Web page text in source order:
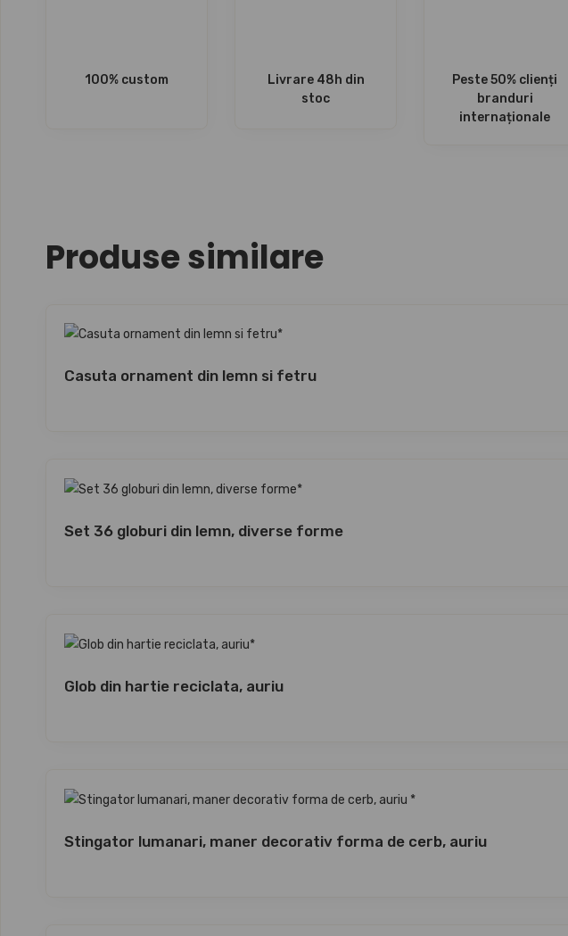
100% custom
Livrare 48h din
stoc
Peste 50% clienți
branduri
internaționale
Produse similare
Casuta ornament din lemn si fetru
Set 36 globuri din lemn, diverse forme
Glob din hartie reciclata, auriu
Stingator lumanari, maner decorativ forma de cerb, auriu